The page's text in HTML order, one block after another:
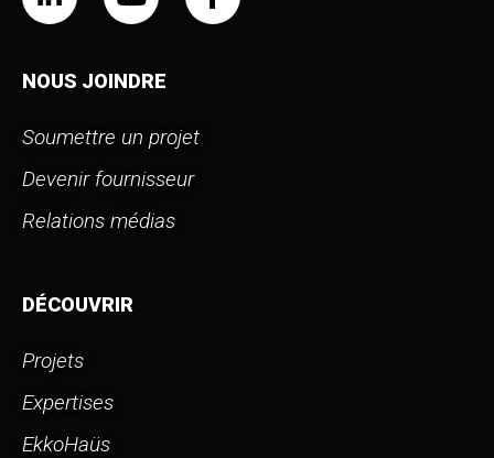
NOUS JOINDRE
Soumettre un projet
Devenir fournisseur
Relations médias
DÉCOUVRIR
Projets
Expertises
EkkoHaüs